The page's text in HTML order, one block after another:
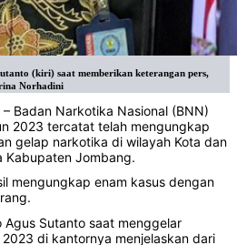
(kiri) saat memberikan keterangan pers,
Norhadini
Badan Narkotika Nasional (BNN)
2023 tercatat telah mengungkap
gelap narkotika di wilayah Kota dan
Kabupaten Jombang.
mengungkap enam kasus dengan
Agus Sutanto saat menggelar
di kantornya menjelaskan dari